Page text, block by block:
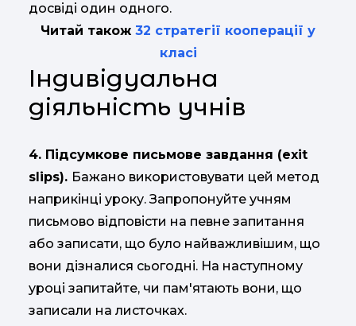
досвіді один одного.
Читай також 32 стратегії кооперації у
класі
Індивідуальна
діяльність учнів
4. Підсумкове письмове завдання (exit
slips). Бажано використовувати цей метод
наприкінці уроку. Запропонуйте учням
письмово відповісти на певне запитання
або записати, що було найважливішим, що
вони дізналися сьогодні. На наступному
уроці запитайте, чи пам'ятають вони, що
записали на листочках.